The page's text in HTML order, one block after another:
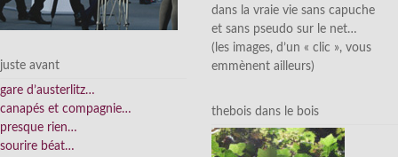
juste avant
gare d’austerlitz…
canapés et compagnie…
presque rien…
sourire béat…
dans la vraie vie sans capuche
et sans pseudo sur le net…
(les images, d’un « clic », vous
emmènent ailleurs)
thebois dans le bois